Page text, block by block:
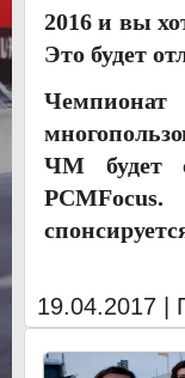
2016 и вы
Это будет
ЧМ будет
19.04.2017